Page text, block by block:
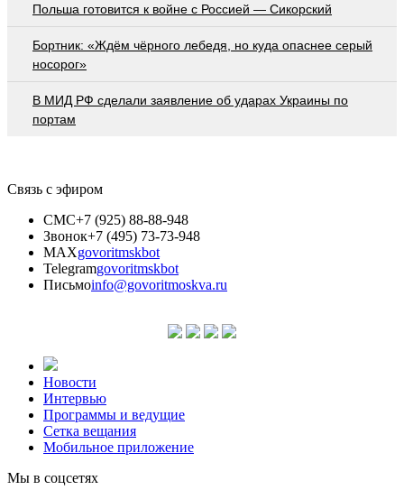
Польша готовится к войне с Россией — Сикорский
Бортник: «Ждём чёрного лебедя, но куда опаснее серый
носорог»
В МИД РФ сделали заявление об ударах Украины по
портам
Связь с эфиром
СМС+7 (925) 88-88-948
Звонок+7 (495) 73-73-948
MAXgovoritmskbot
Telegramgovoritmskbot
Письмоinfo@govoritmoskva.ru
Новости
Интервью
Программы и ведущие
Сетка вещания
Мобильное приложение
Мы в соцсетях